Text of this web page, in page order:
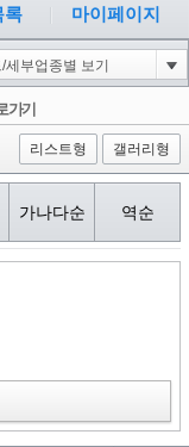
아이콘
NEW
아이콘
-16
록 마이페이지
가기
리스트형 갤러리형
가나다순 역순